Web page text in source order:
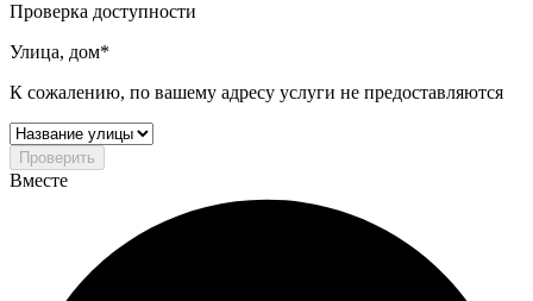
Проверка доступности
Улица, дом*
К сожалению, по вашему адресу услуги не предоставляются
Проверить
Вместе